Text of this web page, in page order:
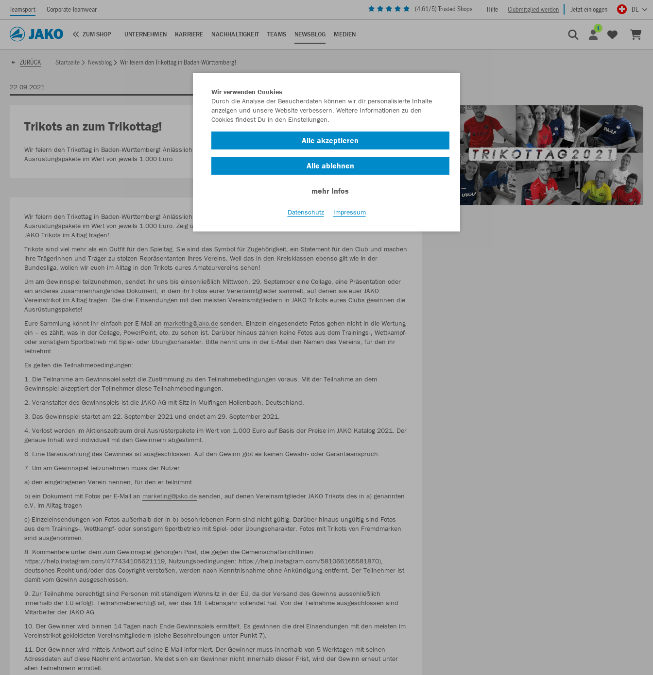
Teamsport Corporate Teamwear (4,61/5) Trusted Shops Hilfe Clubmitglied werden Jetzt einloggen DE
ZUM SHOP UNTERNEHMEN KARRIERE NACHHALTIGKEIT TEAMS NEWSBLOG MEDIEN
1
ZURÜCK Startseite Newsblog Wir feiern den Trikottag in Baden-Württemberg!
22.09.2021
Trikots an zum Trikottag!
Wir feiern den Trikottag in Baden-Württemberg! Anlässlich des Aktionstages der Landessportverbände verlosen wir drei
Ausrüstungspakete im Wert von jeweils 1.000 Euro.
Wir feiern den Trikottag in Baden-Württemberg! Anlässlich des Aktionstages der Landessportverbände verlosen wir drei
Ausrüstungspakete im Wert von jeweils 1.000 Euro. Zeig uns binnen einer Woche, wo die Mitglieder deines Amateurvereins eure
JAKO Trikots im Alltag tragen!
Trikots sind viel mehr als ein Outfit für den Spieltag. Sie sind das Symbol für Zugehörigkeit, ein Statement für den Club und machen
ihre Trägerinnen und Träger zu stolzen Repräsentanten ihres Vereins. Weil das in den Kreisklassen ebenso gilt wie in der
Bundesliga, wollen wir euch im Alltag in den Trikots eures Amateurvereins sehen!
Um am Gewinnspiel teilzunehmen, sendet ihr uns bis einschließlich Mittwoch, 29. September eine Collage, eine Präsentation oder
ein anderes zusammenhängendes Dokument, in dem ihr Fotos eurer Vereinsmitglieder sammelt, auf denen sie euer JAKO
Vereinstrikot im Alltag tragen. Die drei Einsendungen mit den meisten Vereinsmitgliedern in JAKO Trikots eures Clubs gewinnen die
Ausrüstungspakete!
Eure Sammlung könnt ihr einfach per E-Mail an marketing@jako.de senden. Einzeln eingesendete Fotos gehen nicht in die Wertung
ein – es zählt, was in der Collage, PowerPoint, etc. zu sehen ist. Darüber hinaus zählen keine Fotos aus dem Trainings-, Wettkampf-
oder sonstigem Sportbetrieb mit Spiel- oder Übungscharakter. Bitte nennt uns in der E-Mail den Namen des Vereins, für den ihr
teilnehmt.
Es gelten die Teilnahmebedingungen:
1. Die Teilnahme am Gewinnspiel setzt die Zustimmung zu den Teilnahmebedingungen voraus. Mit der Teilnahme an dem
Gewinnspiel akzeptiert der Teilnehmer diese Teilnahmebedingungen.
2. Veranstalter des Gewinnspiels ist die JAKO AG mit Sitz in Mulfingen-Hollenbach, Deutschland.
3. Das Gewinnspiel startet am 22. September 2021 und endet am 29. September 2021.
4. Verlost werden im Aktionszeitraum drei Ausrüsterpakete im Wert von 1.000 Euro auf Basis der Preise im JAKO Katalog 2021. Der
genaue Inhalt wird individuell mit den Gewinnern abgestimmt.
6. Eine Barauszahlung des Gewinnes ist ausgeschlossen. Auf den Gewinn gibt es keinen Gewähr- oder Garantieanspruch.
7. Um am Gewinnspiel teilzunehmen muss der Nutzer
a) den eingetragenen Verein nennen, für den er teilnimmt
b) ein Dokument mit Fotos per E-Mail an marketing@jako.de senden, auf denen Vereinsmitglieder JAKO Trikots des in a) genannten
e.V. im Alltag tragen
c) Einzeleinsendungen von Fotos außerhalb der in b) beschriebenen Form sind nicht gültig. Darüber hinaus ungültig sind Fotos
aus dem Trainings-, Wettkampf- oder sonstigem Sportbetrieb mit Spiel- oder Übungscharakter. Fotos mit Trikots von Fremdmarken
sind ausgenommen.
8. Kommentare unter dem zum Gewinnspiel gehörigen Post, die gegen die Gemeinschaftsrichtlinien:
https://help.instagram.com/477434105621119, Nutzungsbedingungen: https://help.instagram.com/581066165581870),
deutsches Recht und/oder das Copyright verstoßen, werden nach Kenntnisnahme ohne Ankündigung entfernt. Der Teilnehmer ist
damit vom Gewinn ausgeschlossen.
9. Zur Teilnahme berechtigt sind Personen mit ständigem Wohnsitz in der EU, da der Versand des Gewinns ausschließlich
innerhalb der EU erfolgt. Teilnahmeberechtigt ist, wer das 18. Lebensjahr vollendet hat. Von der Teilnahme ausgeschlossen sind
Mitarbeiter der JAKO AG.
10. Der Gewinner wird binnen 14 Tagen nach Ende Gewinnspiels ermittelt. Es gewinnen die drei Einsendungen mit den meisten im
Vereinstrikot gekleideten Vereinsmitgliedern (siehe Beschreibungen unter Punkt 7).
11. Der Gewinner wird mittels Antwort auf seine E-Mail informiert. Der Gewinner muss innerhalb von 5 Werktagen mit seinen
Adressdaten auf diese Nachricht antworten. Meldet sich ein Gewinner nicht innerhalb dieser Frist, wird der Gewinn erneut unter
allen Teilnehmern ermittelt.
Wir verwenden Cookies
Durch die Analyse der Besucherdaten können wir dir personalisierte Inhalte
anzeigen und unsere Website verbessern. Weitere Informationen zu den
Cookies findest Du in den Einstellungen.
Alle akzeptieren
Alle ablehnen
mehr Infos
Datenschutz Impressum